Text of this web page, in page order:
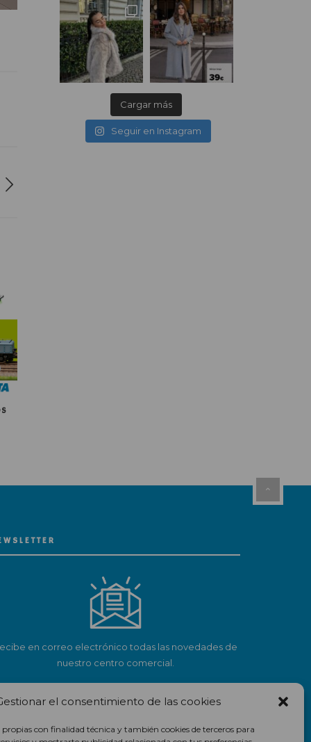
el consentimiento de las cookies
con finalidad técnica y también cookies de terceros para
Cargar más
Seguir en Instagram
en correo electrónico todas las novedades de
nuestro centro comercial.